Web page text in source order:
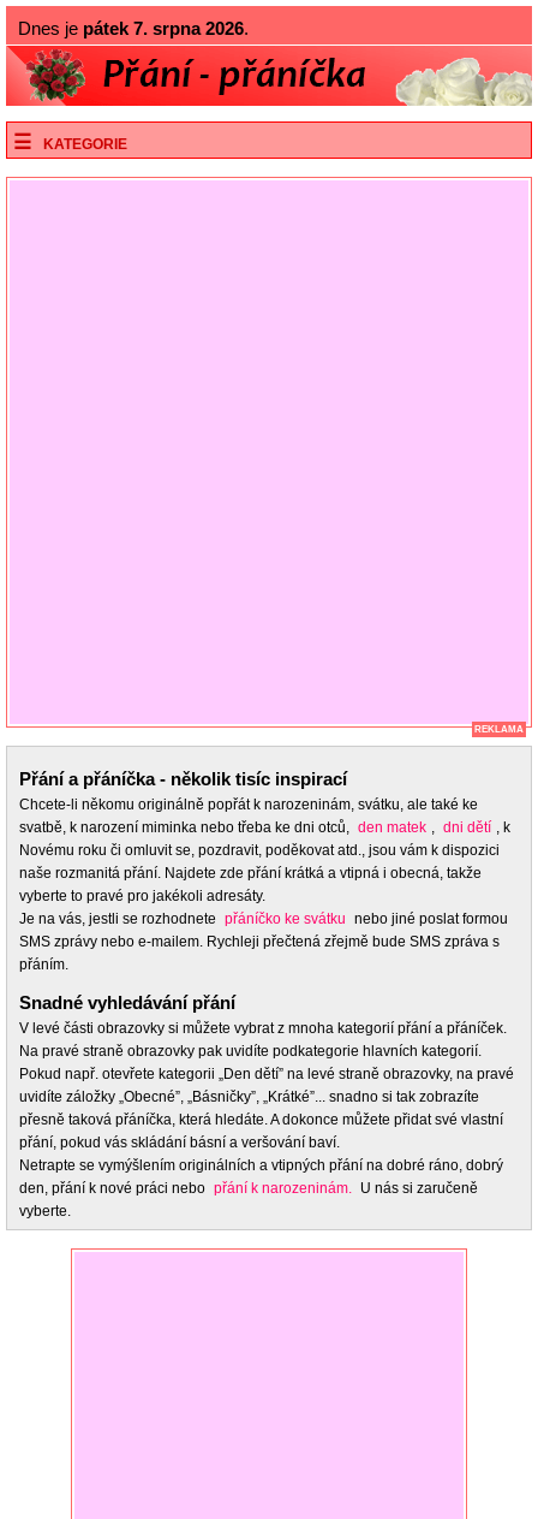
Dnes je pátek 7. srpna 2026.
KATEGORIE
REKLAMA
Přání a přáníčka - několik tisíc inspirací
Chcete-li někomu originálně popřát k narozeninám, svátku, ale také ke
svatbě, k narození miminka nebo třeba ke dni otců, den matek , dni dětí , k
Novému roku či omluvit se, pozdravit, poděkovat atd., jsou vám k dispozici
naše rozmanitá přání. Najdete zde přání krátká a vtipná i obecná, takže
vyberte to pravé pro jakékoli adresáty.
Je na vás, jestli se rozhodnete přáníčko ke svátku nebo jiné poslat formou
SMS zprávy nebo e-mailem. Rychleji přečtená zřejmě bude SMS zpráva s
přáním.
Snadné vyhledávání přání
V levé části obrazovky si můžete vybrat z mnoha kategorií přání a přáníček.
Na pravé straně obrazovky pak uvidíte podkategorie hlavních kategorií.
Pokud např. otevřete kategorii „Den dětí” na levé straně obrazovky, na pravé
uvidíte záložky „Obecné”, „Básničky”, „Krátké”... snadno si tak zobrazíte
přesně taková přáníčka, která hledáte. A dokonce můžete přidat své vlastní
přání, pokud vás skládání básní a veršování baví.
Netrapte se vymýšlením originálních a vtipných přání na dobré ráno, dobrý
den, přání k nové práci nebo přání k narozeninám. U nás si zaručeně
vyberte.